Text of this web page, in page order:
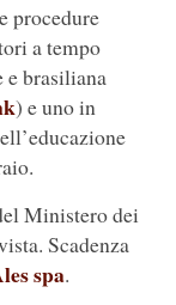
procedure
a tempo
e brasiliana
) e uno in
Ministero dei
Scadenza
spa.